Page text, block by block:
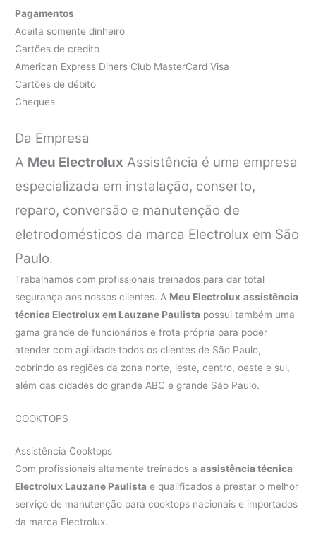
Pagamentos
Aceita somente dinheiro
Cartões de crédito
American Express Diners Club MasterCard Visa
Cartões de débito
Cheques
Da Empresa
A Meu Electrolux Assistência é uma empresa
especializada em instalação, conserto,
reparo, conversão e manutenção de
eletrodomésticos da marca Electrolux em São
Paulo.
Trabalhamos com profissionais treinados para dar total
segurança aos nossos clientes. A Meu Electrolux assistência
técnica Electrolux em Lauzane Paulista possui também uma
gama grande de funcionários e frota própria para poder
atender com agilidade todos os clientes de São Paulo,
cobrindo as regiões da zona norte, leste, centro, oeste e sul,
além das cidades do grande ABC e grande São Paulo.
COOKTOPS
Assistência Cooktops
Com profissionais altamente treinados aassistência técnica
Electrolux Lauzane Paulista e qualificados a prestar o melhor
serviço de manutenção para cooktops nacionais e importados
da marca Electrolux.